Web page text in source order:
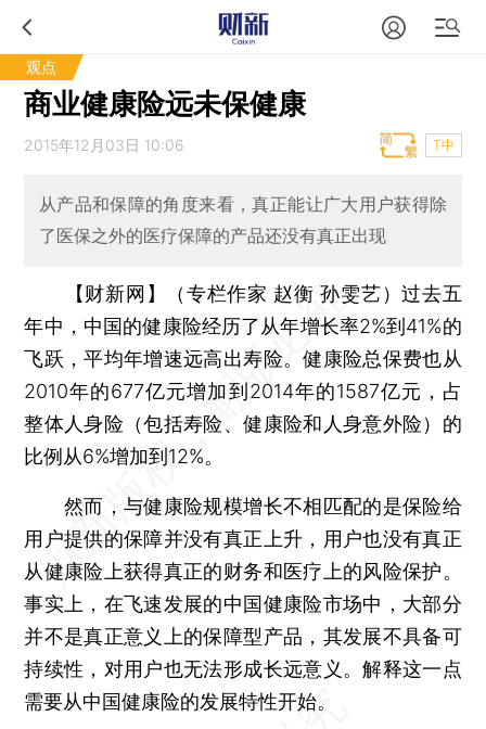
观点
商业健康险远未保健康
2015年12月03日 10:06 T中
从产品和保障的角度来看，真正能让广大用户获得除
了医保之外的医疗保障的产品还没有真正出现
【财新网】（专栏作家 赵衡 孙雯艺）过去五
年中，中国的健康险经历了从年增长率2%到41%的
飞跃，平均年增速远高出寿险。健康险总保费也从
2010年的677亿元增加到2014年的1587亿元，占
整体人身险（包括寿险、健康险和人身意外险）的
比例从6%增加到12%。
然而，与健康险规模增长不相匹配的是保险给
用户提供的保障并没有真正上升，用户也没有真正
从健康险上获得真正的财务和医疗上的风险保护。
事实上，在飞速发展的中国健康险市场中，大部分
并不是真正意义上的保障型产品，其发展不具备可
持续性，对用户也无法形成长远意义。解释这一点
需要从中国健康险的发展特性开始。